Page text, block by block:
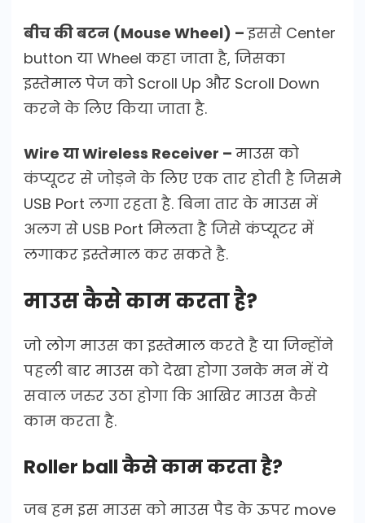
बीच की बटन (Mouse Wheel) –इससे Center
button या Wheel कहा जाता है, जिसका
इस्तेमाल पेज को Scroll Up और Scroll Down
करने के लिए किया जाता है.
Wire या Wireless Receiver – माउस को
कंप्यूटर से जोड़ने के लिए एक तार होती है जिसमे
USB Port लगा रहता है. बिना तार के माउस में
अलग से USB Port मिलता है जिसे कंप्यूटर में
लगाकर इस्तेमाल कर सकते है.
माउस कैसे काम करता है?
जो लोग माउस का इस्तेमाल करते है या जिन्होंने
पहली बार माउस को देखा होगा उनके मन में ये
सवाल जरुर उठा होगा कि आखिर माउस कैसे
काम करता है.
Roller ball कैसे काम करता है?
जब हम इस माउस को माउस पैड के ऊपर move